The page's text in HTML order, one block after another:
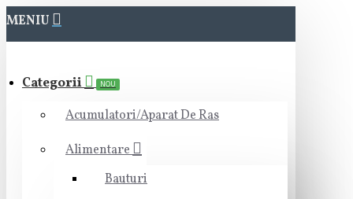
MENIU
Categorii NOU
Acumulatori/Aparat De Ras
Alimentare
Bauturi